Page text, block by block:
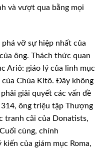
và vượt qua bằng mọi
vỡ sự hiệp nhất của
ông. Thách thức quan
Ariô: giáo lý của linh mục
Chúa Kitô. Đây không
giải quyết các vấn đề
ông triệu tập Thượng
tranh cãi của Donatists,
cùng, chính
​​của giám mục Roma,